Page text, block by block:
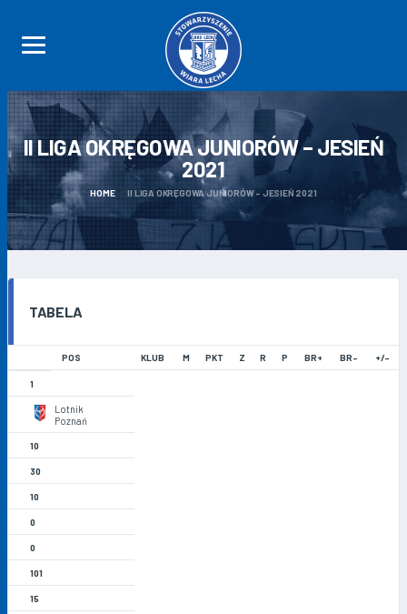
II LIGA OKRĘGOWA JUNIORÓW – JESIEŃ
2021
HOME II LIGA OKRĘGOWA JUNIORÓW – JESIEŃ 2021
TABELA
POS KLUB M PKT Z R P BR+ BR- +/-
1
Lotnik
Poznań
10
30
10
0
0
101
15